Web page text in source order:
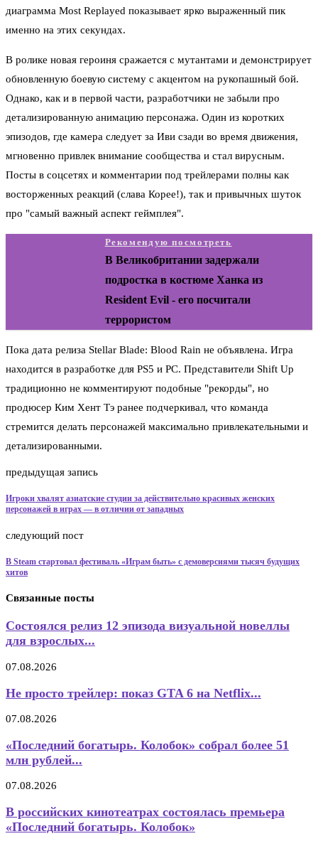
диаграмма Most Replayed показывает ярко выраженный пик
именно на этих секундах.
В ролике новая героиня сражается с мутантами и демонстрирует
обновленную боевую систему с акцентом на рукопашный бой.
Однако, как и в первой части, разработчики не забыли про
детализированную анимацию персонажа. Один из коротких
эпизодов, где камера следует за Иви сзади во время движения,
мгновенно привлек внимание сообщества и стал вирусным.
Посты в соцсетях и комментарии под трейлерами полны как
восторженных реакций (слава Корее!), так и привычных шуток
про "самый важный аспект геймплея".
Рекомендую посмотреть
В Великобритании задержали
подростка в костюме Ханка из
Resident Evil - его посчитали
террористом
Пока дата релиза Stellar Blade: Blood Rain не объявлена. Игра
находится в разработке для PS5 и PC. Представители Shift Up
традиционно не комментируют подобные "рекорды", но
продюсер Ким Хент Тэ ранее подчеркивал, что команда
стремится делать персонажей максимально привлекательными и
детализированными.
предыдущая запись
Игроки хвалят азиатские студии за действительно красивых женских
персонажей в играх — в отличии от западных
следующий пост
В Steam стартовал фестиваль «Играм быть» с демоверсиями тысяч будущих
хитов
Связанные посты
Состоялся релиз 12 эпизода визуальной новеллы
для взрослых...
07.08.2026
Не просто трейлер: показ GTA 6 на Netflix...
07.08.2026
«Последний богатырь. Колобок» собрал более 51
млн рублей...
07.08.2026
В российских кинотеатрах состоялась премьера
«Последний богатырь. Колобок»